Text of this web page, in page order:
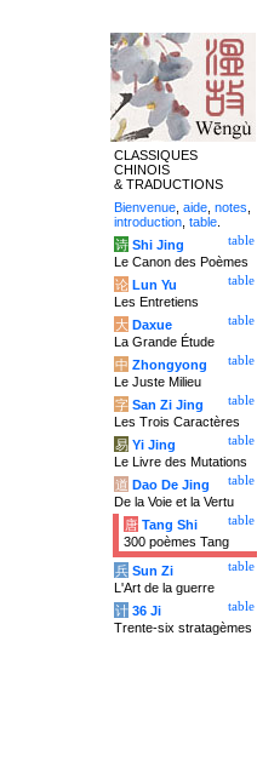
CLASSIQUES
CHINOIS
& TRADUCTIONS
Bienvenue aide notes
introduction table
table
诗 Shi Jing
Le Canon des Poèmes
table
论 Lun Yu
Les Entretiens
table
大 Daxue
La Grande Étude
table
中 Zhongyong
Le Juste Milieu
table
字 San Zi Jing
Les Trois Caractères
table
易 Yi Jing
Le Livre des Mutations
table
道 Dao De Jing
De la Voie et la Vertu
table
唐 Tang Shi
300 poèmes Tang
table
兵 Sun Zi
L'Art de la guerre
table
计 36 Ji
Trente-six stratagèmes